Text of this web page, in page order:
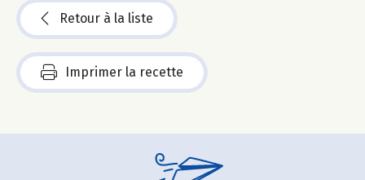
Retour à la liste
Imprimer la recette